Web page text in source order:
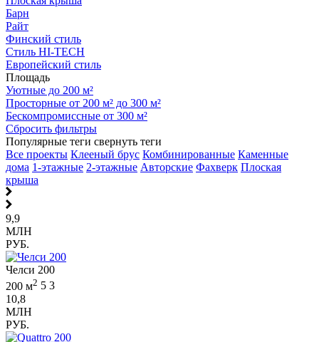
Барн
Райт
Финский стиль
Стиль HI-TECH
Европейский стиль
Площадь
Уютные до 200 м²
Просторные от 200 м² до 300 м²
Бескомпромиссные от 300 м²
Сбросить фильтры
Популярные теги свернуть теги
Все проекты Клееный брус Комбинированные Каменные
дома 1-этажные 2-этажные Авторские Фахверк Плоская
крыша
9,9
МЛН
РУБ.
Челси 200
200 м2 5 3
10,8
МЛН
РУБ.